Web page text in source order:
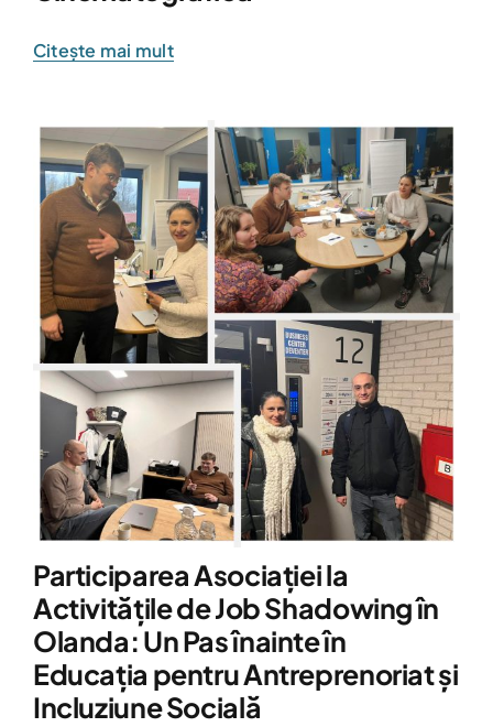
Citește mai mult
Participarea Asociației la
Activitățile de Job Shadowing în
Olanda: Un Pas înainte în
Educația pentru Antreprenoriat și
Incluziune Socială